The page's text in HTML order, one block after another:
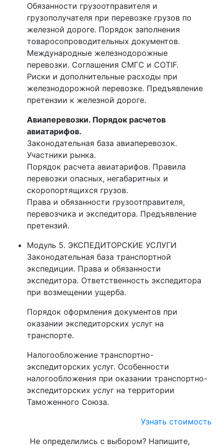
Обязанности грузоотправителя и
грузополучателя при перевозке грузов по
железной дороге. Порядок заполнения
товаросопроводительных документов.
Международные железнодорожные
перевозки. Соглашения СМГС и COTIF.
Риски и дополнительные расходы при
железнодорожной перевозке. Предъявление
претензии к железной дороге.
Авиаперевозки. Порядок расчетов
авиатарифов.
Законодательная база авиаперевозок.
Участники рынка.
Порядок расчета авиатарифов. Правила
перевозки опасных, негабаритных и
скоропортящихся грузов.
Права и обязанности грузоотправителя,
перевозчика и экспедитора. Предъявление
претензий.
Модуль 5. ЭКСПЕДИТОРСКИЕ УСЛУГИ
Законодательная база транспортной
экспедиции. Права и обязанности
экспедитора. Ответственность экспедитора
при возмещении ущерба.
Порядок оформления документов при
оказании экспедиторских услуг на
транспорте.
Налогообложение транспортно-
экспедиторских услуг. Особенности
налогообложения при оказании транспортно-
экспедиторских услуг на территории
Таможенного Союза.
Узнать стоимость
Не определились с выбором? Напишите,